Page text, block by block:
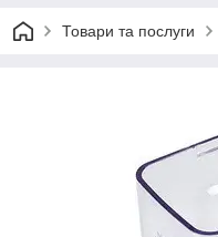
Товари та послуги